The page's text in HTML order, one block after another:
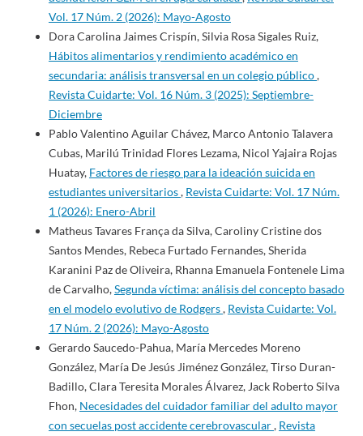
Vol. 17 Núm. 2 (2026): Mayo-Agosto
Dora Carolina Jaimes Crispín, Silvia Rosa Sigales Ruiz,
Hábitos alimentarios y rendimiento académico en
secundaria: análisis transversal en un colegio público,
Revista Cuidarte: Vol. 16 Núm. 3 (2025): Septiembre-
Diciembre
Pablo Valentino Aguilar Chávez, Marco Antonio Talavera
Cubas, Marilú Trinidad Flores Lezama, Nicol Yajaira Rojas
Huatay, Factores de riesgo para la ideación suicida en
estudiantes universitarios, Revista Cuidarte: Vol. 17 Núm.
1 (2026): Enero-Abril
Matheus Tavares França da Silva, Caroliny Cristine dos
Santos Mendes, Rebeca Furtado Fernandes, Sherida
Karanini Paz de Oliveira, Rhanna Emanuela Fontenele Lima
de Carvalho,Segunda víctima: análisis del concepto basado
en el modelo evolutivo de Rodgers, Revista Cuidarte: Vol.
17 Núm. 2 (2026): Mayo-Agosto
Gerardo Saucedo-Pahua, María Mercedes Moreno
González, María De Jesús Jiménez González, Tirso Duran-
Badillo, Clara Teresita Morales Álvarez, Jack Roberto Silva
Fhon, Necesidades del cuidador familiar del adulto mayor
con secuelas post accidente cerebrovascular, Revista